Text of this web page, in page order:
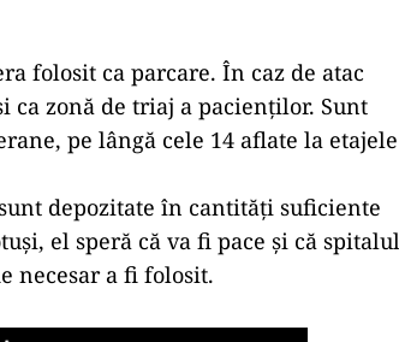
folosit ca parcare. În caz de atac
ca zonă de triaj a pacienților. Sunt
pe lângă cele 14 aflate la etajele
depozitate în cantități suficiente
el speră că va fi pace și că spitalul
necesar a fi folosit.